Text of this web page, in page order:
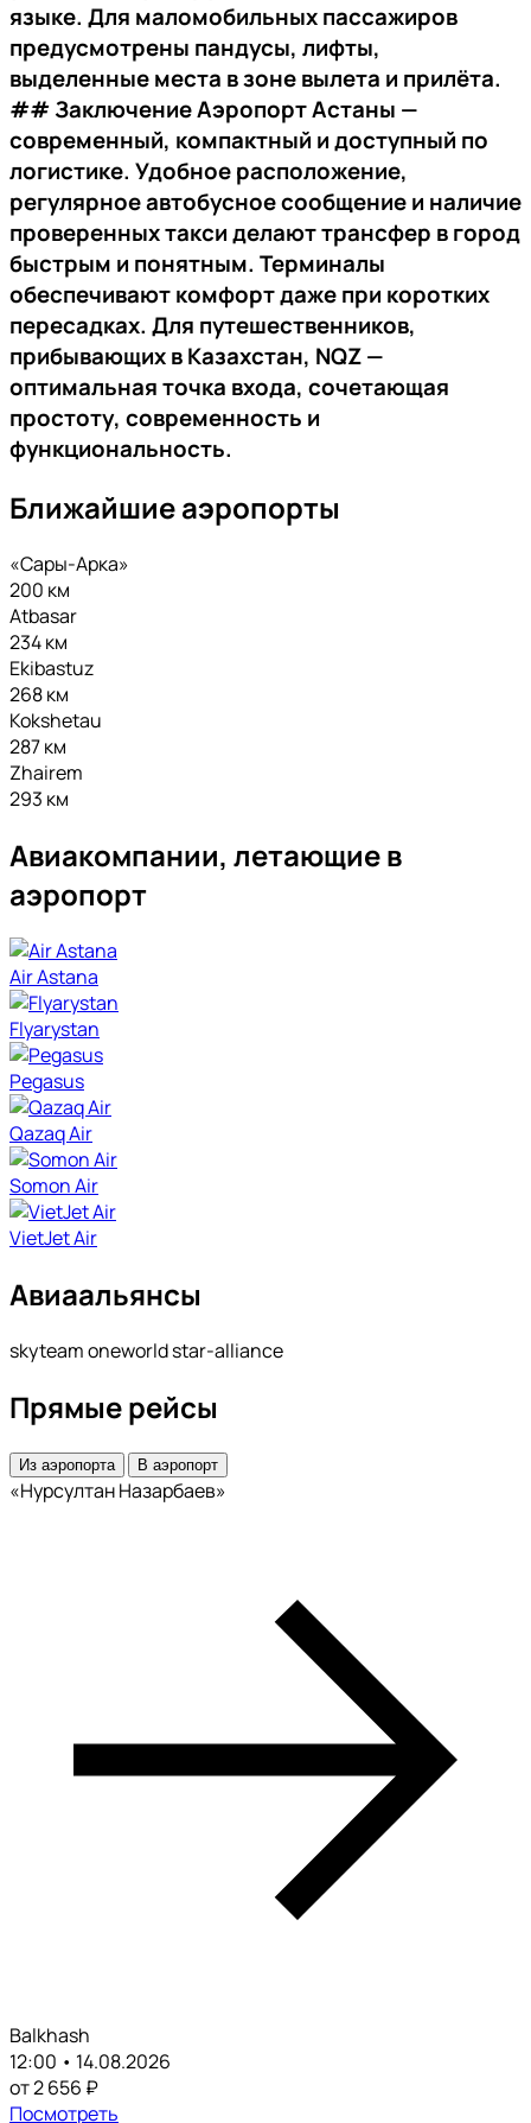
языке. Для маломобильных пассажиров
предусмотрены пандусы, лифты,
выделенные места в зоне вылета и прилёта.
##ЗаключениеАэропорт Астаны —
современный, компактный и доступный по
логистике. Удобное расположение,
регулярное автобусное сообщение и наличие
проверенных такси делают трансфер в город
быстрым и понятным. Терминалы
обеспечивают комфорт даже при коротких
пересадках. Для путешественников,
прибывающих в Казахстан, NQZ —
оптимальная точка входа, сочетающая
простоту, современность и
функциональность.
Ближайшие аэропорты
«Сары-Арка»
200 км
Atbasar
234 км
Ekibastuz
268 км
Kokshetau
287 км
Zhairem
293 км
Авиакомпании, летающие в
аэропорт
Air Astana
Flyarystan
Pegasus
Qazaq Air
Somon Air
VietJet Air
Авиаальянсы
skyteam oneworld star-alliance
Прямые рейсы
Из аэропорта В аэропорт
«Нурсултан Назарбаев»
Balkhash
12:00 • 14.08.2026
от 2 656 ₽
Посмотреть